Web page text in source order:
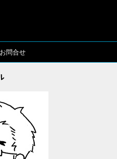
お問合せ